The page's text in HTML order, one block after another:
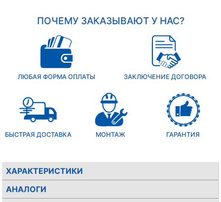
ПОЧЕМУ ЗАКАЗЫВАЮТ У НАС?
ЛЮБАЯ ФОРМА ОПЛАТЫ ЗАКЛЮЧЕНИЕ ДОГОВОРА
БЫСТРАЯ ДОСТАВКА МОНТАЖ ГАРАНТИЯ
ХАРАКТЕРИСТИКИ
АНАЛОГИ